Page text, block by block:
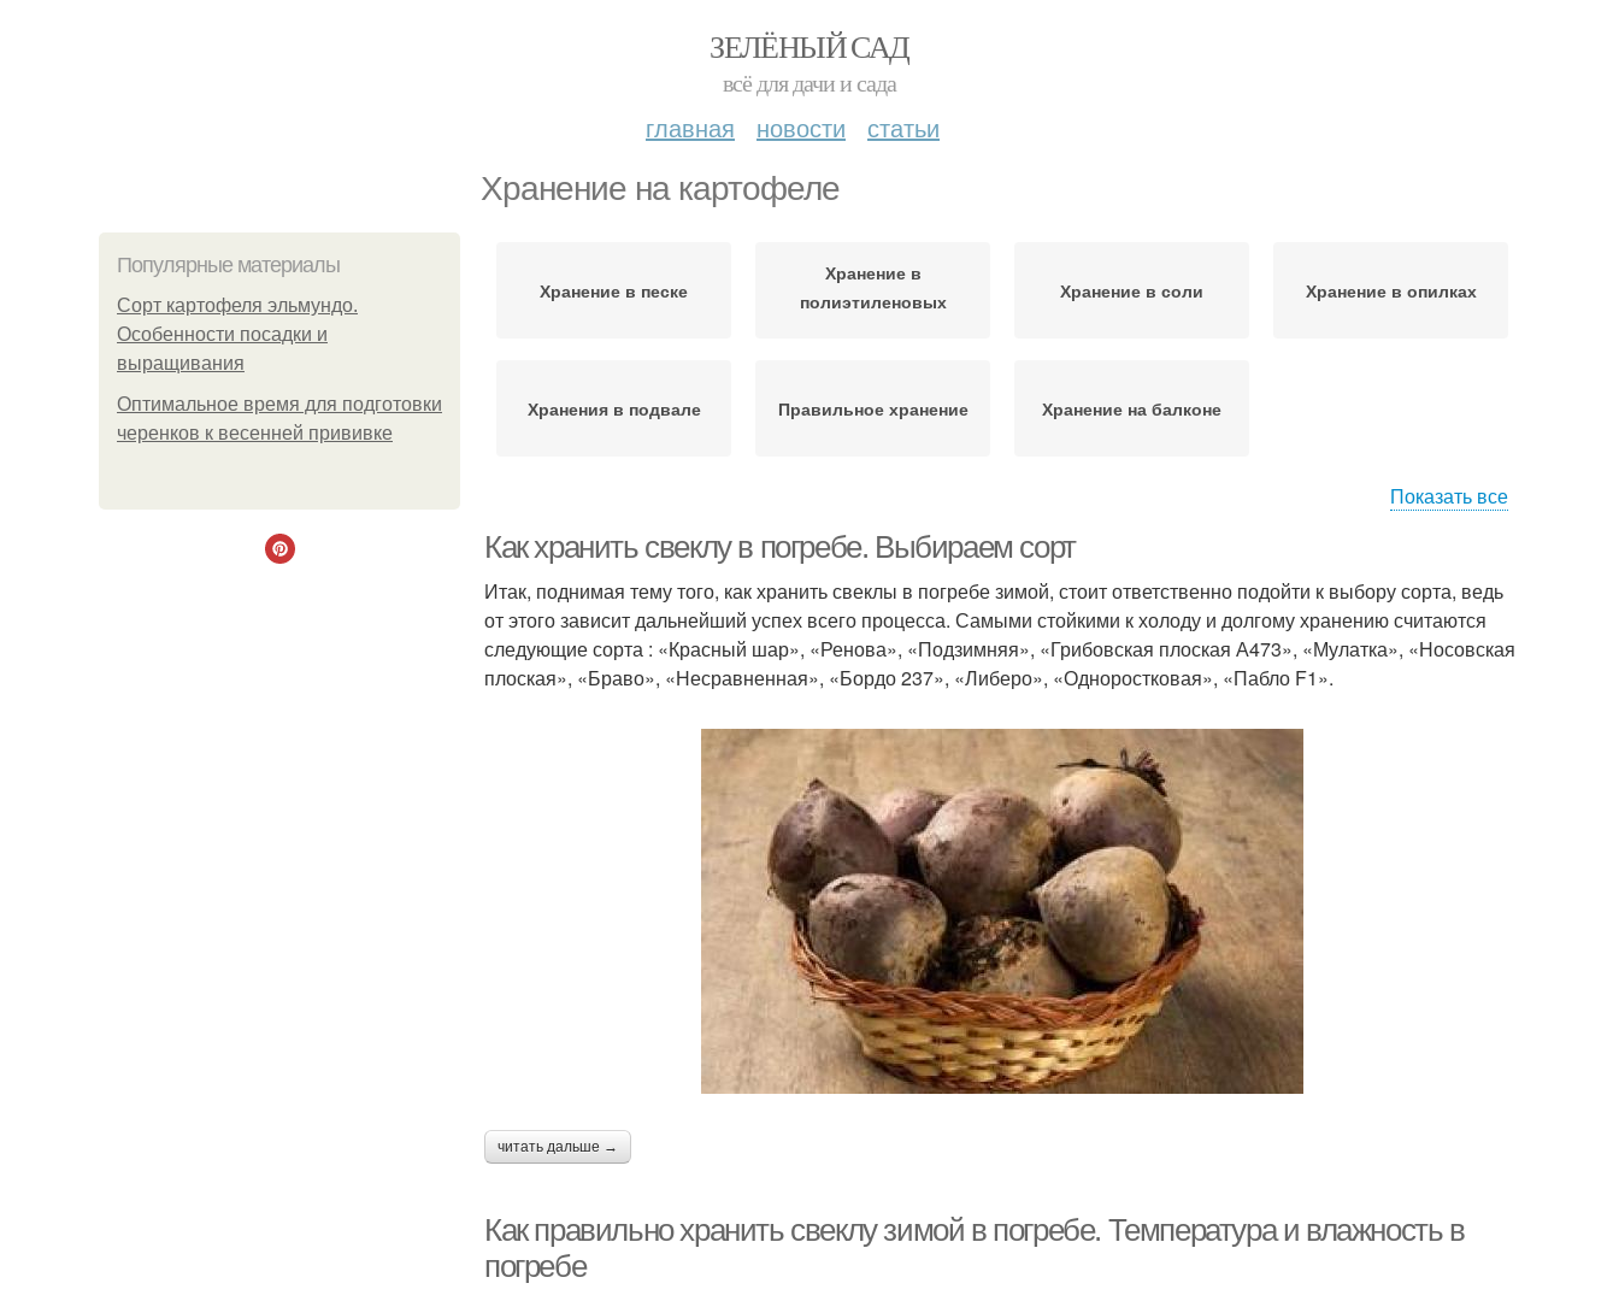
ЗЕЛЁНЫЙ САД
всё для дачи и сада
главная новости статьи
Хранение на картофеле
Популярные материалы
Сорт картофеля эльмундо.
Особенности посадки и
выращивания
Оптимальное время для подготовки
черенков к весенней прививке
Хранение в песке
Хранение в
полиэтиленовых
Хранение в соли Хранение в опилках
Хранения в подвале Правильное хранение Хранение на балконе
Показать все
Как хранить свеклу в погребе. Выбираем сорт
Итак, поднимая тему того, как хранить свеклы в погребе зимой, стоит ответственно подойти к выбору сорта, ведь
от этого зависит дальнейший успех всего процесса. Самыми стойкими к холоду и долгому хранению считаются
следующие сорта : «Красный шар», «Ренова», «Подзимняя», «Грибовская плоская А473», «Мулатка», «Носовская
плоская», «Браво», «Несравненная», «Бордо 237», «Либеро», «Одноростковая», «Пабло F1».
читать дальше →
Как правильно хранить свеклу зимой в погребе. Температура и влажность в
погребе